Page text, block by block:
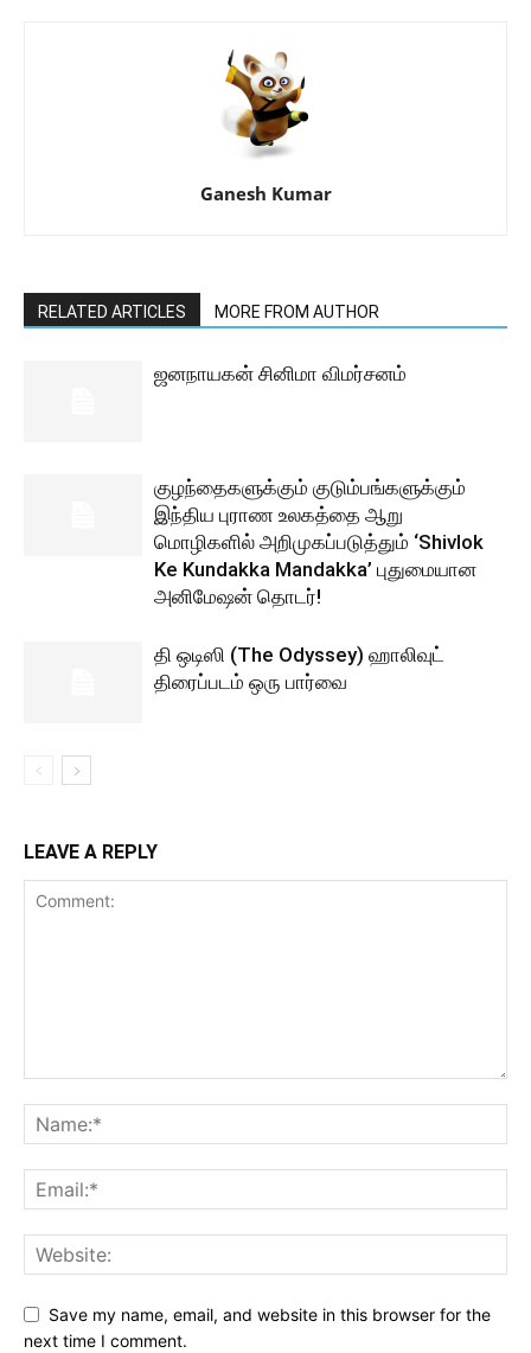
Ganesh Kumar
RELATED ARTICLES MORE FROM AUTHOR
ஜனநாயகன் சினிமா விமர்சனம்
குழந்தைகளுக்கும் குடும்பங்களுக்கும்
இந்திய புராண உலகத்தை ஆறு
மொழிகளில் அறிமுகப்படுத்தும் ‘Shivlok
Ke Kundakka Mandakka’ புதுமையான
அனிமேஷன் தொடர்!
தி ஒடிஸி (The Odyssey) ஹாலிவுட்
திரைப்படம் ஒரு பார்வை
LEAVE A REPLY
Save my name, email, and website in this browser for the
next time I comment.